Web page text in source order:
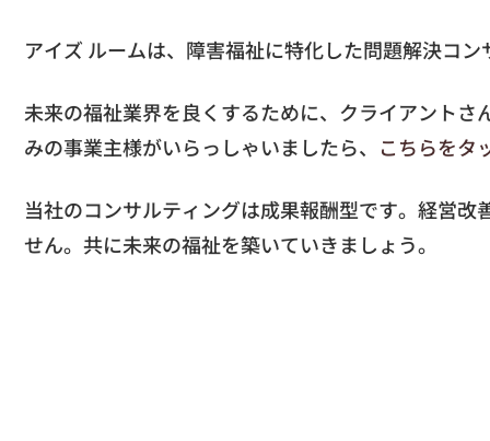
アイズ ルームは、障害福祉に特化した問題解決コ
未来の福祉業界を良くするために、クライアント
みの事業主様がいらっしゃいましたら、 こちらをタ
当社のコンサルティングは成果報酬型です。経営
せん。共に未来の福祉を築いていきましょう。